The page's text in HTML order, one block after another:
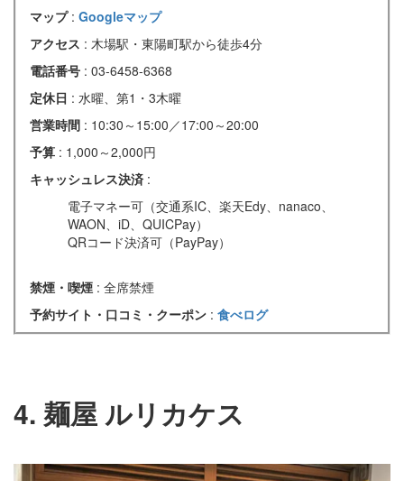
マップ : Googleマップ
アクセス : 木場駅・東陽町駅から徒歩4分
電話番号 : 03-6458-6368
定休日 : 水曜、第1・3木曜
営業時間 : 10:30～15:00／17:00～20:00
予算 : 1,000～2,000円
キャッシュレス決済 :
電子マネー可（交通系IC、楽天Edy、nanaco、
WAON、iD、QUICPay）
QRコード決済可（PayPay）
禁煙・喫煙 : 全席禁煙
予約サイト・口コミ・クーポン : 食べログ
4. 麺屋 ルリカケス